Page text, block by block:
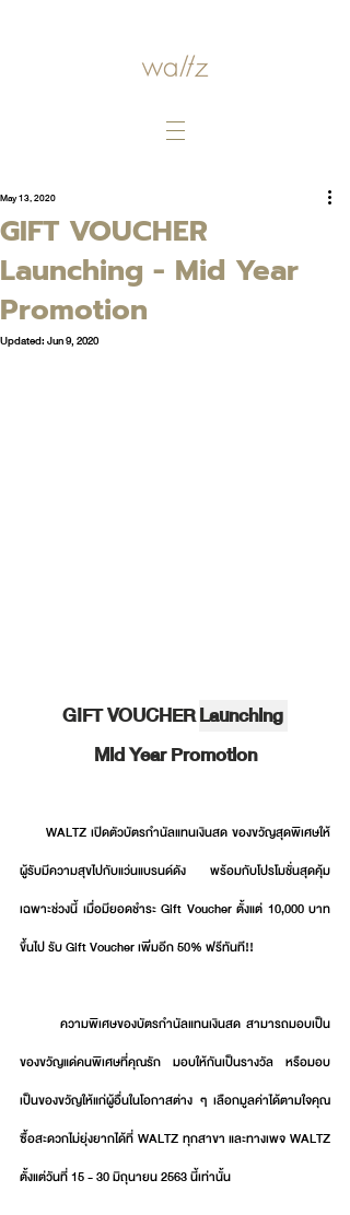
GIFT VOUCHER
Launching - Mid Year
Promotion
May 13, 2020
Updated:Jun 9, 2020
GIFT VOUCHER Launching
Mid Year Promotion
ผู้รับมีความสุขไปกับแว่นแบรนด์ดัง พร้อมกับโปรโมชั่นสุดคุ้ม
เฉพาะช่วงนี้ เมื่อมียอดชำระ Gift Voucher ตั้งแต่ 10,000 บาท
ขึ้นไป รับ Gift Voucher เพิ่มอีก 50% ฟรีทันที!!
        ความพิเศษของบัตรกำนัลแทนเงินสด สามารถมอบเป็น
ของขวัญแด่คนพิเศษที่คุณรัก มอบให้กันเป็นรางวัล หรือมอบ
เป็นของขวัญให้แก่ผู้อื่นในโอกาสต่าง ๆ เลือกมูลค่าได้ตามใจคุณ
ซื้อสะดวกไม่ยุ่งยากได้ที่ WALTZ ทุกสาขา และทางเพจ WALTZ
ตั้งแต่วันที่ 15 - 30 มิถุนายน 2563 นี้เท่านั้น